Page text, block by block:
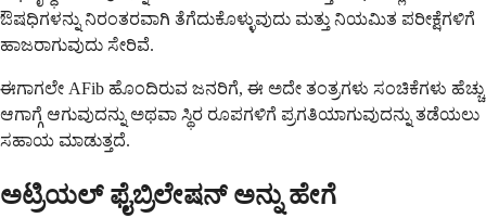
ಔಷಧಿಗಳನ್ನು ನಿರಂತರವಾಗಿ ತೆಗೆದುಕೊಳ್ಳುವುದು ಮತ್ತು ನಿಯಮಿತ ಪರೀಕ್ಷೆಗಳಿಗೆ
ಹಾಜರಾಗುವುದು ಸೇರಿವೆ.
ಈಗಾಗಲೇ AFib ಹೊಂದಿರುವ ಜನರಿಗೆ, ಈ ಅದೇ ತಂತ್ರಗಳು ಸಂಚಿಕೆಗಳು ಹೆಚ್ಚು
ಆಗಾಗ್ಗೆ ಆಗುವುದನ್ನು ಅಥವಾ ಸ್ಥಿರ ರೂಪಗಳಿಗೆ ಪ್ರಗತಿಯಾಗುವುದನ್ನು ತಡೆಯಲು
ಸಹಾಯ ಮಾಡುತ್ತದೆ.
ಅಟ್ರಿಯಲ್ ಫೈಬ್ರಿಲೇಷನ್ ಅನ್ನು ಹೇಗೆ